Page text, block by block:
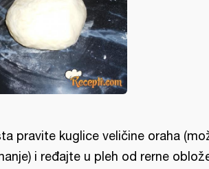
pravite kuglice veličine oraha
i ređajte u pleh od rerne